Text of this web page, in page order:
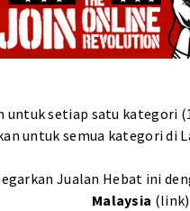
untuk setiap satu kategori
untuk semua kategori di
Jualan Hebat ini
Malaysia (link)